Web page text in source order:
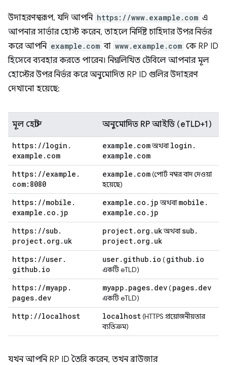
উদাহরণস্বরূপ, যদি আপনি https://www.example.com এ
আপনার সার্ভার হোস্ট করেন, তাহলে নির্দিষ্ট চাহিদার উপর নির্ভর
করে আপনি example.com বা www.example.com কে RP ID
হিসেবে ব্যবহার করতে পারেন। নিম্নলিখিত টেবিলে আপনার মূল
হোস্টের উপর নির্ভর করে অনুমোদিত RP ID গুলির উদাহরণ
দেখানো হয়েছে:
মূল হোস্ট অনুমোদিত RP আইডি (eTLD+1)
https: //login .
example . com
example . comঅথবাlogin .
example . com
https: //example .
com:8080
example . com(পোর্ট নম্বর বাদ দেওয়া
হয়েছে)
https: //mobile .
example . co . jp
example . co . jpঅথবাmobile .
example . co . jp
https: //sub.
project. org . uk
project. org . ukঅথবাsub.
project. org . uk
https: //user.
github. io
user. github. io ( github. io
একটি eTLD)
https: //myapp .
pages. dev
myapp . pages. dev( pages. dev
একটি eTLD)
http: //localhost localhost(HTTPS প্রয়োজনীয়তার
ব্যতিক্রম)
যখন আপনি RP ID তৈরি করেন, তখন ব্রাউজার